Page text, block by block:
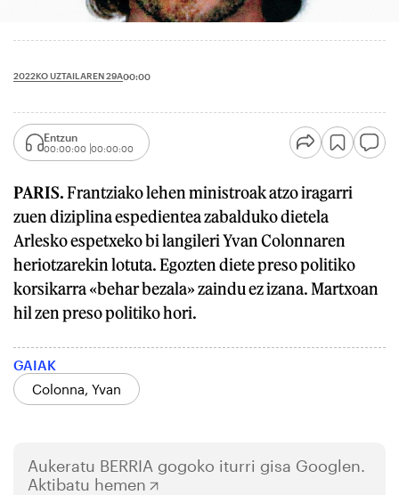
2022KO UZTAILAREN 29A00:00
Entzun
00:00:00 00:00:00
PARIS.Frantziako lehen ministroak atzo iragarri
zuen diziplina espedientea zabalduko dietela
Arlesko espetxeko bi langileri Yvan Colonnaren
heriotzarekin lotuta. Egozten diete preso politiko
korsikarra «behar bezala» zaindu ez izana. Martxoan
hil zen preso politiko hori.
GAIAK
Colonna, Yvan
Aukeratu BERRIA gogoko iturri gisa Googlen.
Aktibatu hemen